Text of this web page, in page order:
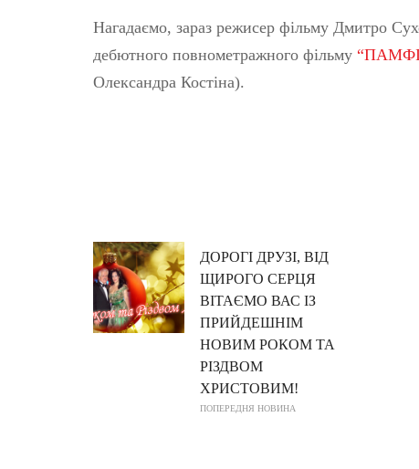
Нагадаємо, зараз режисер фільму Дмитро
дебютного повнометражного фільму
Олександра Костіна).
ДОРОГІ ДРУЗІ, ВІД
ЩИРОГО СЕРЦЯ
ВІТАЄМО ВАС ІЗ
ПРИЙДЕШНІМ
НОВИМ РОКОМ ТА
РІЗДВОМ
ХРИСТОВИМ!
ПОПЕРЕДНЯ НОВИНА